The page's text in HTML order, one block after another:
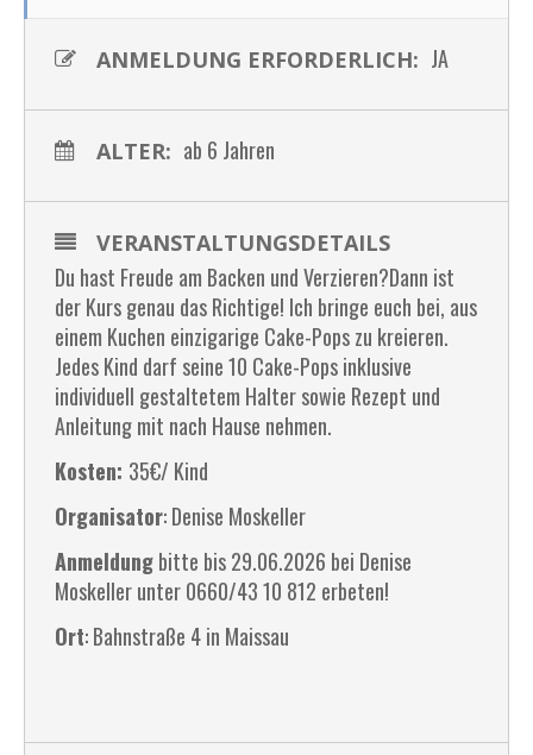
ANMELDUNG ERFORDERLICH: JA
ALTER: ab 6 Jahren
VERANSTALTUNGSDETAILS
Du hast Freude am Backen und Verzieren?Dann ist
der Kurs genau das Richtige! Ich bringe euch bei, aus
einem Kuchen einzigarige Cake-Pops zu kreieren.
Jedes Kind darf seine 10 Cake-Pops inklusive
individuell gestaltetem Halter sowie Rezept und
Anleitung mit nach Hause nehmen.
Kosten: 35€/ Kind
Organisator: Denise Moskeller
Anmeldungbitte bis 29.06.2026 bei Denise
Moskeller unter 0660/43 10 812 erbeten!
Ort: Bahnstraße 4 in Maissau